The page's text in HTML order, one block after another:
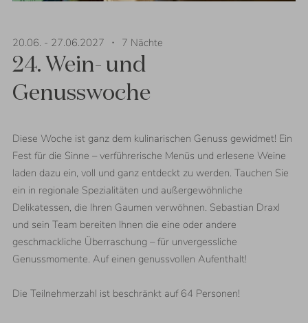
20.06. - 27.06.2027 ⬝ 7 Nächte
24. Wein- und
Genusswoche
Diese Woche ist ganz dem kulinarischen Genuss gewidmet! Ein
Fest für die Sinne – verführerische Menüs und erlesene Weine
laden dazu ein, voll und ganz entdeckt zu werden. Tauchen Sie
ein in regionale Spezialitäten und außergewöhnliche
Delikatessen, die Ihren Gaumen verwöhnen. Sebastian Draxl
und sein Team bereiten Ihnen die eine oder andere
geschmackliche Überraschung – für unvergessliche
Genussmomente. Auf einen genussvollen Aufenthalt!
Die Teilnehmerzahl ist beschränkt auf 64 Personen!